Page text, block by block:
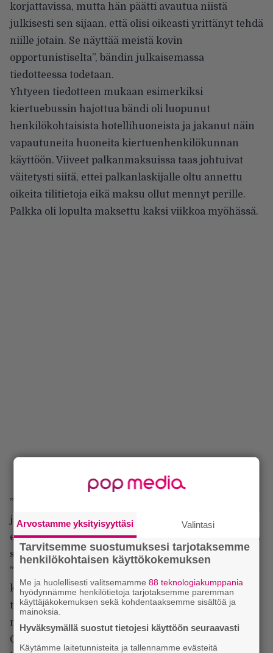
korjattavissa, mutta hän päätti avautua niistä
julkisesti sen sijaan, että olisi oikeasti yrittänyt tehdä
niille jotain. Se näyttää meistä kovin
opportunistiselta”, bändin julkaisemassa
tiedotteessa todetaan.
Yhtyeen tiedotteen mukaan esimerkiksi
kiertuebussin hajottua bändi oli luopunut
henkilökohtaisista hotellihuoneista ja jakanut näin
vapautuneita huoneita kiertuenhenkilökunnan
käyttöön. Viiveet palkanmaksuissa taas johtuivat
väitetysti siitä, ettei palkanlaskijalle oltu annettu
oikeita tilitietoja eikä maksu ollut mennyt perille.
Palkka oli lopulta maksettu kaksi viikkoa myöhässä.
”Tässä asiassa meillä on parannettavaa ja tulemme
jatkossa tekemään kunnon sopimukset, jotka
estävät tällaista tapahtumasta jatkossa”, tiedotteessa
sanotaan.
”Syytösten tultua julki kävimme koko
kiertuehenkilökuntamme läpi ja kysyimme heidän
tilanteestaan. Emme löytäneet mitään todisteita
näistä väitetyistä asioista, jotka otamme vakavasti.
Otamme mielellämme neuvoja vastaan ja
Arvostamme yksityisyyttäsi Valintasi
Tarvitsemme suostumuksesi tarjotaksemme
henkilökohtaisen käyttökokemuksen
Me ja huolellisesti valitsemamme88 teknologiakumppania
hyödynnämme henkilötietoja tarjotaksemme paremman
käyttäjäkokemuksen sekä kohdentaaksemme sisältöä ja
mainoksia.
Hyväksymällä suostut tietojesi käyttöön seuraavasti
Käytämme laitetunnisteita ja tallennamme evästeitä